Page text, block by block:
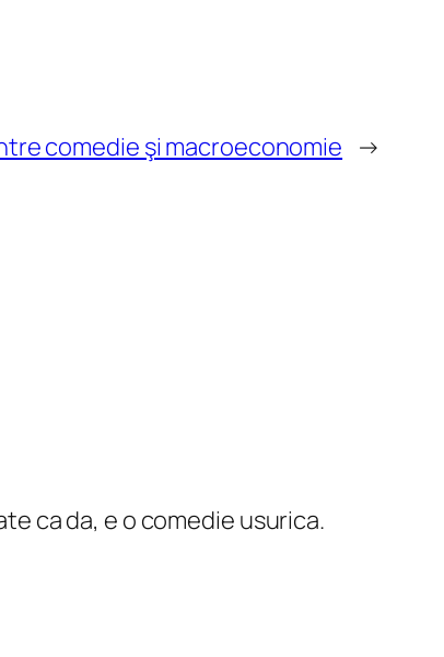
comedie şi macroeconomie →
ca da, e o comedie usurica.